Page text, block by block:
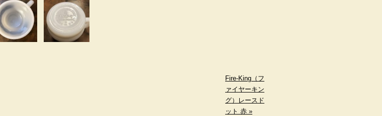
Fire-King（フ
ァイヤーキン
グ）レースド
ット 赤 »